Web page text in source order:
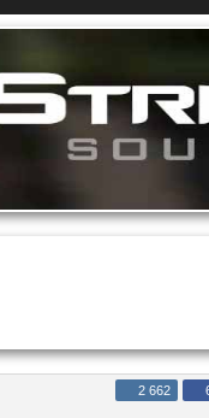
2 662